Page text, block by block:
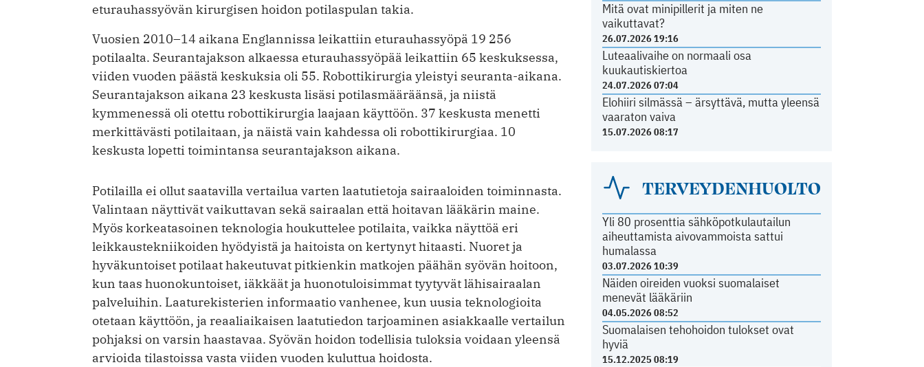
Mitä ovat minipillerit ja miten ne
vaikuttavat?
26.07.2026 19:16
Luteaalivaihe on normaali osa
kuukautiskiertoa
24.07.2026 07:04
Elohiiri silmässä – ärsyttävä, mutta yleensä
vaaraton vaiva
15.07.2026 08:17
TERVEYDENHUOLTO
Yli 80 prosenttia sähköpotkulautailun
aiheuttamista aivovammoista sattui
humalassa
03.07.2026 10:39
Näiden oireiden vuoksi suomalaiset
menevät lääkäriin
04.05.2026 08:52
Suomalaisen tehohoidon tulokset ovat
hyviä
15.12.2025 08:19
eturauhassyövän kirurgisen hoidon potilaspulan takia.
Vuosien 2010–14 aikana Englannissa leikattiin eturauhassyöpä 19 256
potilaalta. Seurantajakson alkaessa eturauhassyöpää leikattiin 65 keskuksessa,
viiden vuoden päästä keskuksia oli 55. Robottikirurgia yleistyi seuranta-aikana.
Seurantajakson aikana 23 keskusta lisäsi potilasmääräänsä, ja niistä
kymmenessä oli otettu robottikirurgia laajaan käyttöön. 37 keskusta menetti
merkittävästi potilaitaan, ja näistä vain kahdessa oli robottikirurgiaa. 10
keskusta lopetti toimintansa seurantajakson aikana.
Potilailla ei ollut saatavilla vertailua varten laatutietoja sairaaloiden toiminnasta.
Valintaan näyttivät vaikuttavan sekä sairaalan että hoitavan lääkärin maine.
Myös korkeatasoinen teknologia houkuttelee potilaita, vaikka näyttöä eri
leikkaustekniikoiden hyödyistä ja haitoista on kertynyt hitaasti. Nuoret ja
hyväkuntoiset potilaat hakeutuvat pitkienkin matkojen päähän syövän hoitoon,
kun taas huonokuntoiset, iäkkäät ja huonotuloisimmat tyytyvät lähisairaalan
palveluihin. Laaturekiste­rien informaatio vanhenee, kun uusia teknologioita
otetaan käyttöön, ja reaaliaikaisen laatutiedon tarjoaminen asiakkaalle vertailun
pohjaksi on varsin haastavaa. Syövän hoidon todellisia tuloksia voidaan yleensä
arvioida tilastoissa vasta viiden vuoden kuluttua hoidosta.